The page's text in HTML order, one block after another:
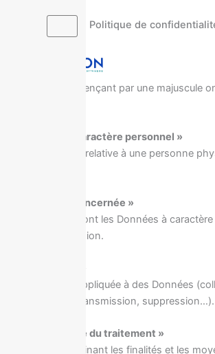
Politique de
Les termes commençant par une majuscule
1.1 « Données à caractère personnel »
Toute information relative à une personne
1.2 « Personne concernée »
Toute personne dont les Données à
traitées par Anyvision.
Toute opération appliquée à des Données
enregistrement, transmission, suppression…).
1.4 « Responsable du traitement »
Anyvision, déterminant les finalités et les